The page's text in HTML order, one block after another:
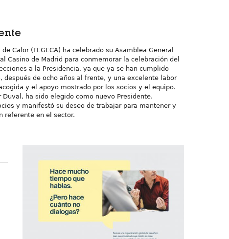
Calor (FEGECA) ha celebrado su Asamblea General
Casino de Madrid para conmemorar la celebración del
a la Presidencia, ya que ya se han cumplido
de ocho años al frente, y una excelente labor
y el apoyo mostrado por los socios y el equipo.
ha sido elegido como nuevo Presidente.
y manifestó su deseo de trabajar para mantener y
referente en el sector.